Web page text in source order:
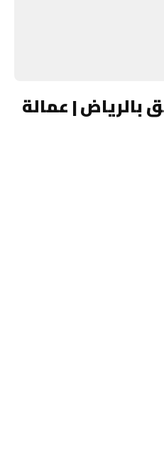
| عمالة